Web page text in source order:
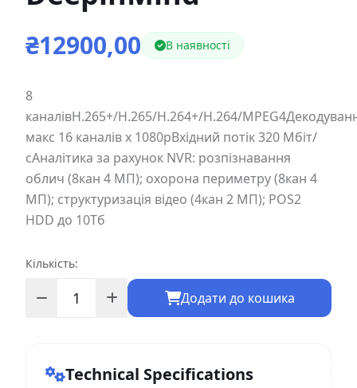
₴12900,00 В наявності
8
каналівH.265+/H.265/H.264+/H.264/
макс 16 каналів х 1080рВхідний потік 320 Мбіт/
сАналітика за рахунок NVR: розпізнавання
облич (8кан 4 МП); охорона периметру (8кан 4
МП); структуризація відео (4кан 2 МП); POS2
HDD до 10Тб
Кількість:
Додати до кошика
Technical Specifications